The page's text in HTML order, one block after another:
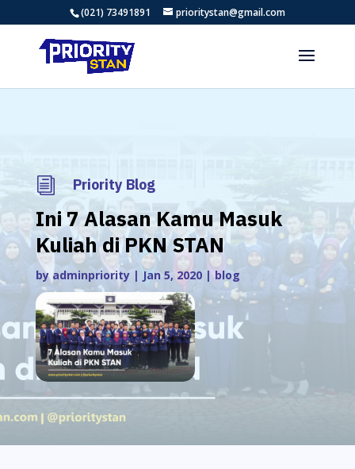
(021) 73491891 prioritystan@gmail.com
i Priority Blog
Ini 7 Alasan Kamu Masuk
Kuliah di PKN STAN
by adminpriority| Jan 5, 2020|blog